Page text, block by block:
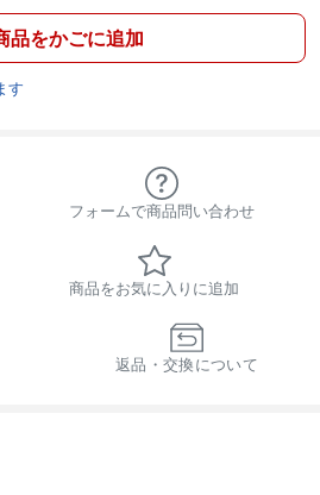
品をかごに追加
す
フォームで商品問い合わせ
商品をお気に入りに追加
返品・交換について